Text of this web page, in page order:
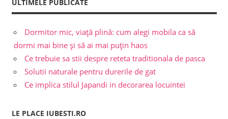
ULTIMELE PUBLICATE
Dormitor mic, viață plină: cum alegi mobila ca să
dormi mai bine și să ai mai puțin haos
Ce trebuie sa stii despre reteta traditionala de pasca
Solutii naturale pentru durerile de gat
Ce implica stilul Japandi in decorarea locuintei
LE PLACE IUBESTI.RO